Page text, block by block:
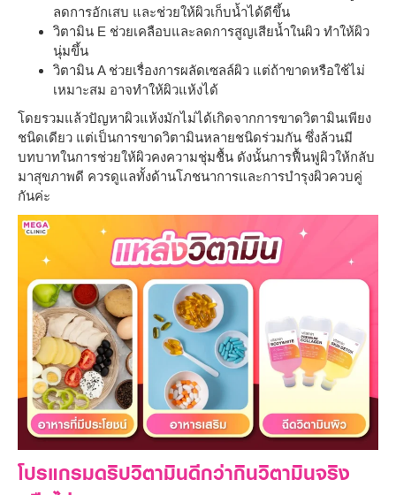
ลดการอักเสบ และช่วยให้ผิวเก็บน้ำได้ดีขึ้น
วิตามิน E ช่วยเคลือบและลดการสูญเสียน้ำในผิว ทำให้ผิว
นุ่มขึ้น
วิตามิน A ช่วยเรื่องการผลัดเซลล์ผิว แต่ถ้าขาดหรือใช้ไม่
เหมาะสม อาจทำให้ผิวแห้งได้
โดยรวมแล้วปัญหาผิวแห้งมักไม่ได้เกิดจากการขาดวิตามินเพียง
ชนิดเดียว แต่เป็นการขาดวิตามินหลายชนิดร่วมกัน ซึ่งล้วนมี
บทบาทในการช่วยให้ผิวคงความชุ่มชื้น ดังนั้นการฟื้นฟูผิวให้กลับ
มาสุขภาพดี ควรดูแลทั้งด้านโภชนาการและการบำรุงผิวควบคู่
กันค่ะ
โปรแกรมดริปวิตามินดีกว่ากินวิตามินจริง